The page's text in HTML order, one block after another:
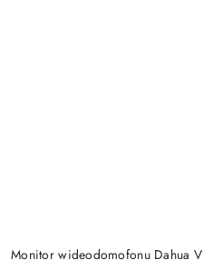
Monitor wideodomofonu Dahua